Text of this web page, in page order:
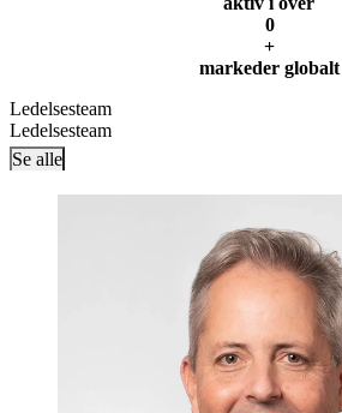
0
+
markeder globalt
Ledelsesteam
Ledelsesteam
Se alle